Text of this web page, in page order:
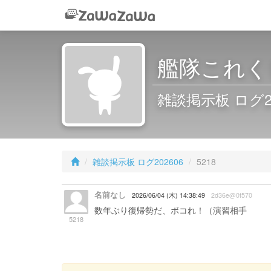
艦隊これ
雑談掲示板 ログ
雑談掲示板 ログ202606 5218
5218
名前なし 2026/06/04 (木) 14:38:49 2d36e@0f570
数年ぶり復帰勢だ、ボコれ！（演習相手